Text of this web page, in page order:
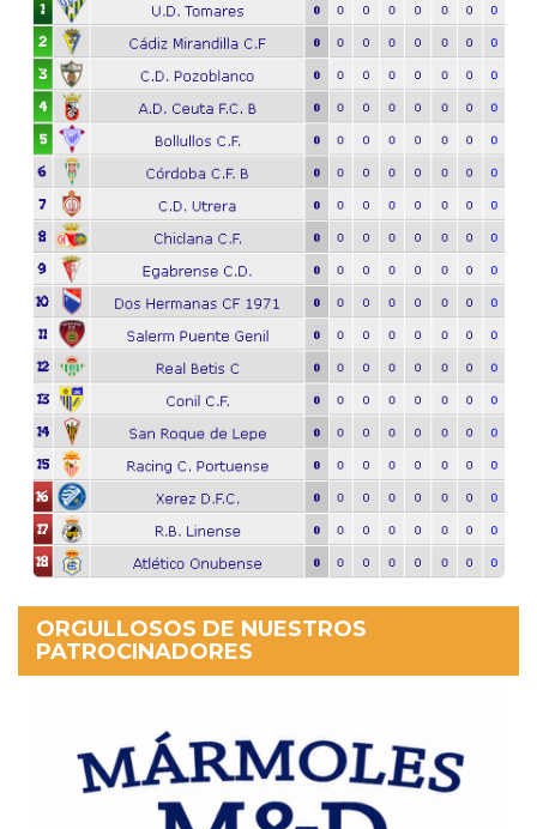
ORGULLOSOS DE NUESTROS
PATROCINADORES